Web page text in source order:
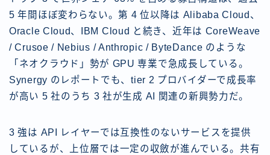
5 年間ほぼ変わらない。第 4 位以降は Alibaba Cloud、
Oracle Cloud、IBM Cloud と続き、近年は CoreWeave
/ Crusoe / Nebius / Anthropic / ByteDance のような
「ネオクラウド」勢が GPU 専業で急成長している。
Synergy のレポートでも、tier 2 プロバイダーで成長率
が高い 5 社のうち 3 社が生成 AI 関連の新興勢力だ。
3 強は API レイヤーでは互換性のないサービスを提供
しているが、上位層では一定の収斂が進んでいる。共有